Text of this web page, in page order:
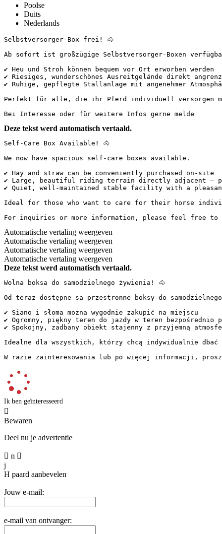
Poolse
Duits
Nederlands
Selbstversorger-Box frei! 🐴
Ab sofort ist großzügige Selbstversorger-Boxen
✔️ Heu und Stroh können bequem vor Ort erworben werden
✔️ Riesiges, wunderschönes Ausreitgelände direkt
✔️ Ruhige, gepflegte Stallanlage mit angenehmer
Perfekt für alle, die ihr Pferd individuell versorgen
Bei Interesse oder für weitere Infos gerne melde
Deze tekst werd automatisch vertaald.
Self-Care Box Available! 🐴
We now have spacious self-care boxes available.
✔️ Hay and straw can be conveniently purchased on-site
✔️ Large, beautiful riding terrain directly adjacent –
✔️ Quiet, well-maintained stable facility with a pleasant
Ideal for those who want to care for their horse
For inquiries or more information, please feel free to
Automatische vertaling weergeven
Automatische vertaling weergeven
Automatische vertaling weergeven
Automatische vertaling weergeven
Deze tekst werd automatisch vertaald.
Wolna boksa do samodzielnego żywienia! 🐴
Od teraz dostępne są przestronne boksy do
✔️ Siano i słoma można wygodnie zakupić na miejscu
✔️ Ogromny, piękny teren do jazdy w teren
✔️ Spokojny, zadbany obiekt stajenny z przyjemną
Idealne dla wszystkich, którzy chcą indywidualnie
W razie zainteresowania lub po więcej informacji,
Ik ben geïnteresseerd

Bewaren
Deel nu je advertentie
 n 
j
H paard aanbevelen
Jouw e-mail:
e-mail van ontvanger: